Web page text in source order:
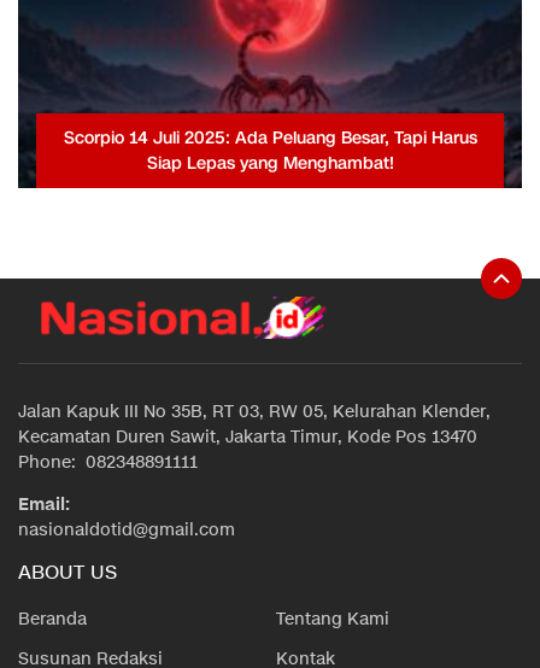
Scorpio 14 Juli 2025: Ada Peluang Besar, Tapi Harus
Siap Lepas yang Menghambat!
Jalan Kapuk III No 35B, RT 03, RW 05, Kelurahan Klender,
Kecamatan Duren Sawit, Jakarta Timur, Kode Pos 13470
Phone: 082348891111
Email:
nasionaldotid@gmail.com
ABOUT US
Beranda
Tentang Kami
Susunan Redaksi
Kontak